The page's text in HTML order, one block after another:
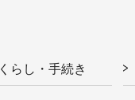
くらし・手続き